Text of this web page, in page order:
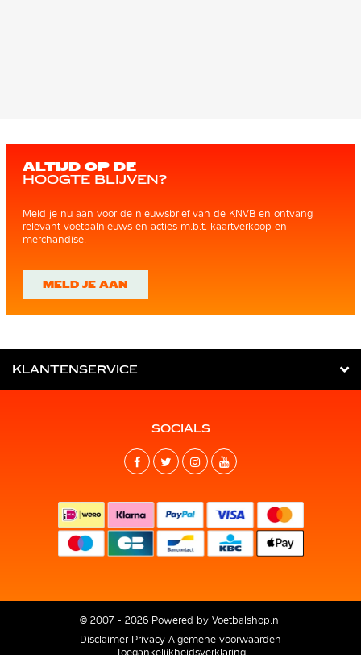
ALTIJD OP DE
HOOGTE BLIJVEN?
Meld je nu aan voor de nieuwsbrief van de KNVB en ontvang
relevant voetbalnieuws en acties m.b.t. kaartverkoop en
merchandise.
MELD JE AAN
KLANTENSERVICE
SOCIALS
© 2007 - 2026 Powered by Voetbalshop.nl
Disclaimer Privacy Algemene voorwaarden
Toegankelijkheidsverklaring